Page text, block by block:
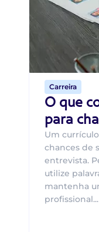
Carreira
O que
para
Um
chances de
entrevista.
utilize
mantenha
profissional...